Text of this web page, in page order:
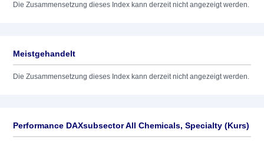
Die Zusammensetzung dieses Index kann derzeit nicht angezeigt werden.
Meistgehandelt
Die Zusammensetzung dieses Index kann derzeit nicht angezeigt werden.
Performance DAXsubsector All Chemicals, Specialty (Kurs)